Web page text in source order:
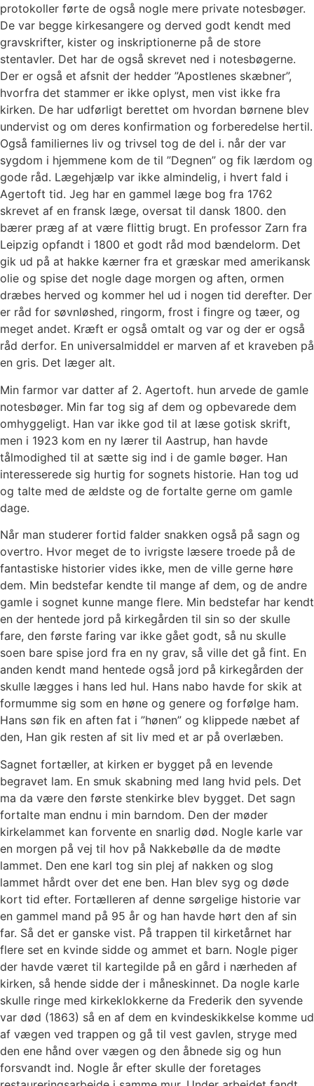
protokoller førte de også nogle mere private notesbøger.
De var begge kirkesangere og derved godt kendt med
gravskrifter, kister og inskriptionerne på de store
stentavler. Det har de også skrevet ned i notesbøgerne.
Der er også et afsnit der hedder ”Apostlenes skæbner”,
hvorfra det stammer er ikke oplyst, men vist ikke fra
kirken. De har udførligt berettet om hvordan børnene blev
undervist og om deres konfirmation og forberedelse hertil.
Også familiernes liv og trivsel tog de del i. når der var
sygdom i hjemmene kom de til ”Degnen” og fik lærdom og
gode råd. Lægehjælp var ikke almindelig, i hvert fald i
Agertoft tid. Jeg har en gammel læge bog fra 1762
skrevet af en fransk læge, oversat til dansk 1800. den
bærer præg af at være flittig brugt. En professor Zarn fra
Leipzig opfandt i 1800 et godt råd mod bændelorm. Det
gik ud på at hakke kærner fra et græskar med amerikansk
olie og spise det nogle dage morgen og aften, ormen
dræbes herved og kommer hel ud i nogen tid derefter. Der
er råd for søvnløshed, ringorm, frost i fingre og tæer, og
meget andet. Kræft er også omtalt og var og der er også
råd derfor. En universalmiddel er marven af et kraveben på
en gris. Det læger alt.
Min farmor var datter af 2. Agertoft. hun arvede de gamle
notesbøger. Min far tog sig af dem og opbevarede dem
omhyggeligt. Han var ikke god til at læse gotisk skrift,
men i 1923 kom en ny lærer til Aastrup, han havde
tålmodighed til at sætte sig ind i de gamle bøger. Han
interesserede sig hurtig for sognets historie. Han tog ud
og talte med de ældste og de fortalte gerne om gamle
dage.
Når man studerer fortid falder snakken også på sagn og
overtro. Hvor meget de to ivrigste læsere troede på de
fantastiske historier vides ikke, men de ville gerne høre
dem. Min bedstefar kendte til mange af dem, og de andre
gamle i sognet kunne mange flere. Min bedstefar har kendt
en der hentede jord på kirkegården til sin so der skulle
fare, den første faring var ikke gået godt, så nu skulle
soen bare spise jord fra en ny grav, så ville det gå fint. En
anden kendt mand hentede også jord på kirkegården der
skulle lægges i hans led hul. Hans nabo havde for skik at
formumme sig som en høne og genere og forfølge ham.
Hans søn fik en aften fat i ”hønen” og klippede næbet af
den, Han gik resten af sit liv med et ar på overlæben.
Sagnet fortæller, at kirken er bygget på en levende
begravet lam. En smuk skabning med lang hvid pels. Det
ma da være den første stenkirke blev bygget. Det sagn
fortalte man endnu i min barndom. Den der møder
kirkelammet kan forvente en snarlig død. Nogle karle var
en morgen på vej til hov på Nakkebølle da de mødte
lammet. Den ene karl tog sin plej af nakken og slog
lammet hårdt over det ene ben. Han blev syg og døde
kort tid efter. Fortælleren af denne sørgelige historie var
en gammel mand på 95 år og han havde hørt den af sin
far. Så det er ganske vist. På trappen til kirketårnet har
flere set en kvinde sidde og ammet et barn. Nogle piger
der havde været til kartegilde på en gård i nærheden af
kirken, så hende sidde der i måneskinnet. Da nogle karle
skulle ringe med kirkeklokkerne da Frederik den syvende
var død (1863) så en af dem en kvindeskikkelse komme ud
af vægen ved trappen og gå til vest gavlen, stryge med
den ene hånd over vægen og den åbnede sig og hun
forsvandt ind. Nogle år efter skulle der foretages